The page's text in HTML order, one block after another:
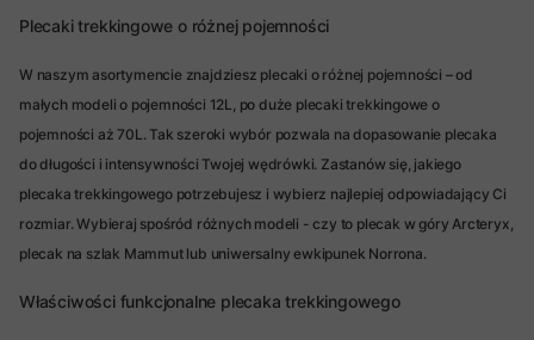
Plecaki trekkingowe o różnej pojemności
W naszym asortymencie znajdziesz plecaki o różnej pojemności – od
małych modeli o pojemności 12L, po duże plecaki trekkingowe o
pojemności aż 70L. Tak szeroki wybór pozwala na dopasowanie plecaka
do długości i intensywności Twojej wędrówki. Zastanów się, jakiego
plecaka trekkingowego potrzebujesz i wybierz najlepiej odpowiadający Ci
rozmiar. Wybieraj spośród różnych modeli - czy to plecak w góry Arcteryx,
plecak na szlak Mammut lub uniwersalny ewkipunek Norrona.
Właściwości funkcjonalne plecaka trekkingowego